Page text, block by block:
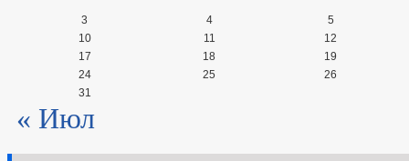
3 4
5
10
11
12
17
18
19
24
25
26
31
« Июл